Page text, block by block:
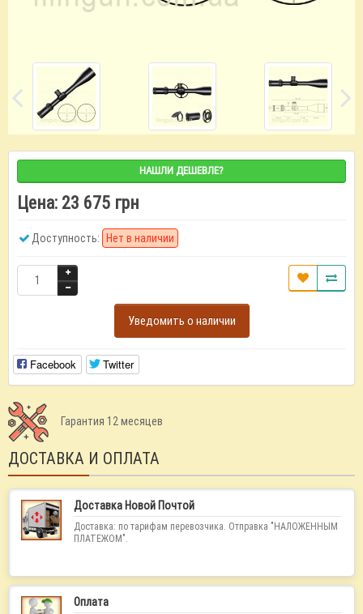
НАШЛИ ДЕШЕВЛЕ?
Цена: 23 675 грн
Доступность: Нет в наличии
Уведомить о наличии
Facebook Twitter
Гарантия 12 месяцев
ДОСТАВКА И ОПЛАТА
Доставка Новой Почтой
Доставка: по тарифам перевозчика. Отправка "НАЛОЖЕННЫМ
ПЛАТЕЖОМ".
Оплата